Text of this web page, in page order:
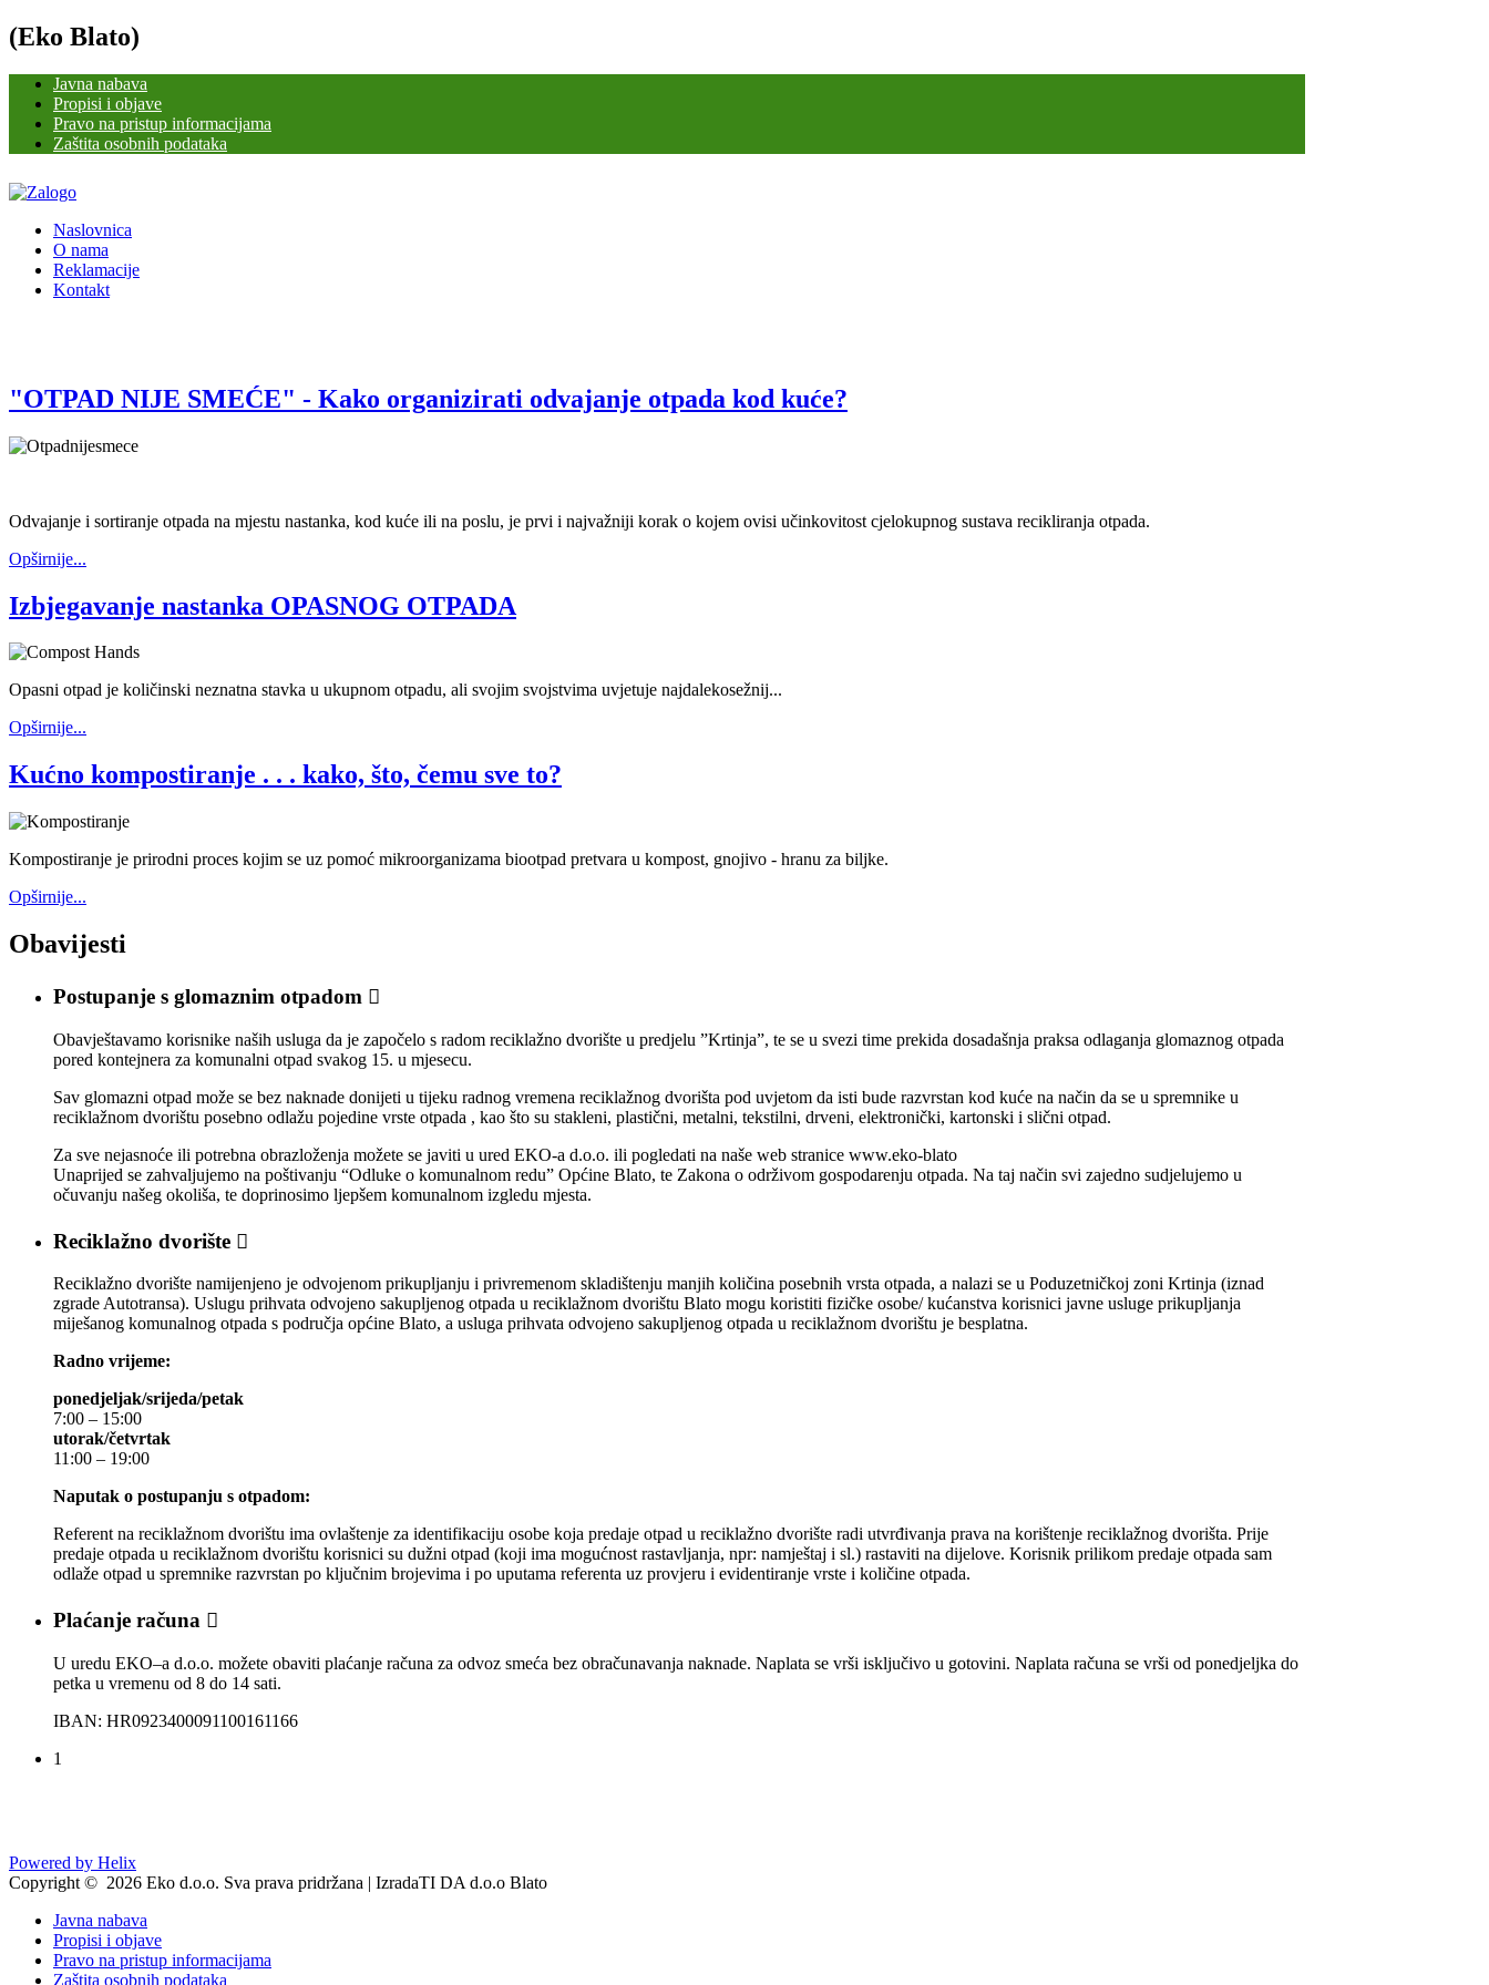
(Eko Blato)
Javna nabava
Propisi i objave
Pravo na pristup informacijama
Zaštita osobnih podataka
Naslovnica
O nama
Reklamacije
Kontakt
"OTPAD NIJE SMEĆE" - Kako organizirati odvajanje otpada kod kuće?
Odvajanje i sortiranje otpada na mjestu nastanka, kod kuće ili na poslu, je prvi i najvažniji korak o kojem ovisi učinkovitost cjelokupnog sustava recikliranja otpada.
Opširnije...
Izbjegavanje nastanka OPASNOG OTPADA
Opasni otpad je količinski neznatna stavka u ukupnom otpadu, ali svojim svojstvima uvjetuje najdalekosežnij...
Opširnije...
Kućno kompostiranje . . . kako, što, čemu sve to?
Kompostiranje je prirodni proces kojim se uz pomoć mikroorganizama biootpad pretvara u kompost, gnojivo - hranu za biljke.
Opširnije...
Obavijesti
Postupanje s glomaznim otpadom 
Obavještavamo korisnike naših usluga da je započelo s radom reciklažno dvorište u predjelu ”Krtinja”, te se u svezi time prekida dosadašnja praksa odlaganja glomaznog otpada
pored kontejnera za komunalni otpad svakog 15. u mjesecu.
Sav glomazni otpad može se bez naknade donijeti u tijeku radnog vremena reciklažnog dvorišta pod uvjetom da isti bude razvrstan kod kuće na način da se u spremnike u
reciklažnom dvorištu posebno odlažu pojedine vrste otpada , kao što su stakleni, plastični, metalni, tekstilni, drveni, elektronički, kartonski i slični otpad.
Za sve nejasnoće ili potrebna obrazloženja možete se javiti u ured EKO-a d.o.o. ili pogledati na naše web stranice www.eko-blato
Unaprijed se zahvaljujemo na poštivanju “Odluke o komunalnom redu” Općine Blato, te Zakona o održivom gospodarenju otpada. Na taj način svi zajedno sudjelujemo u
očuvanju našeg okoliša, te doprinosimo ljepšem komunalnom izgledu mjesta.
Reciklažno dvorište 
Reciklažno dvorište namijenjeno je odvojenom prikupljanju i privremenom skladištenju manjih količina posebnih vrsta otpada, a nalazi se u Poduzetničkoj zoni Krtinja (iznad
zgrade Autotransa). Uslugu prihvata odvojeno sakupljenog otpada u reciklažnom dvorištu Blato mogu koristiti fizičke osobe/ kućanstva korisnici javne usluge prikupljanja
miješanog komunalnog otpada s područja općine Blato, a usluga prihvata odvojeno sakupljenog otpada u reciklažnom dvorištu je besplatna.
Radno vrijeme:
ponedjeljak/srijeda/petak
7:00 – 15:00
utorak/četvrtak
11:00 – 19:00
Naputak o postupanju s otpadom:
Referent na reciklažnom dvorištu ima ovlaštenje za identifikaciju osobe koja predaje otpad u reciklažno dvorište radi utvrđivanja prava na korištenje reciklažnog dvorišta. Prije
predaje otpada u reciklažnom dvorištu korisnici su dužni otpad (koji ima mogućnost rastavljanja, npr: namještaj i sl.) rastaviti na dijelove. Korisnik prilikom predaje otpada sam
odlaže otpad u spremnike razvrstan po ključnim brojevima i po uputama referenta uz provjeru i evidentiranje vrste i količine otpada.
Plaćanje računa 
U uredu EKO–a d.o.o. možete obaviti plaćanje računa za odvoz smeća bez obračunavanja naknade. Naplata se vrši isključivo u gotovini. Naplata računa se vrši od ponedjeljka do
petka u vremenu od 8 do 14 sati.
IBAN: HR0923400091100161166
1
Powered by Helix
Copyright © 2026 Eko d.o.o. Sva prava pridržana | IzradaTI DA d.o.o Blato
Javna nabava
Propisi i objave
Pravo na pristup informacijama
Zaštita osobnih podataka